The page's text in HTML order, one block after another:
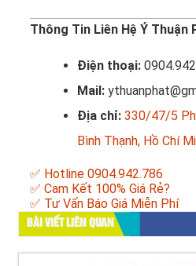
Thông Tin Liên Hệ Ý Thuận
Điện thoại:
Mail:
Địa chỉ: 330/47/5
Bình Thạnh, Hồ Chí
✅ Hotline 0904.942.786
✅ Cam Kết 100% Giá Rẻ?
✅ Tư Vấn Báo Giá Miễn Phí
BÀI VIẾT LIÊN QUAN